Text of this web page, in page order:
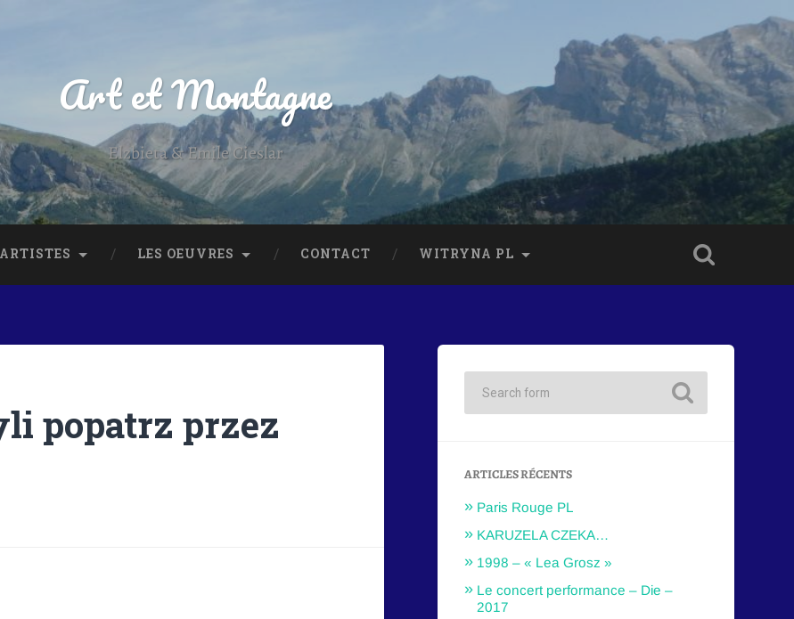
Art et Montagne
Elzbieta & Emile Cieslar
LES OEUVRES CONTACT WITRYNA PL
popatrz przez
ARTICLES RÉCENTS
Paris Rouge PL
KARUZELA CZEKA…
1998 – « Lea Grosz »
Le concert performance – Die –
2017